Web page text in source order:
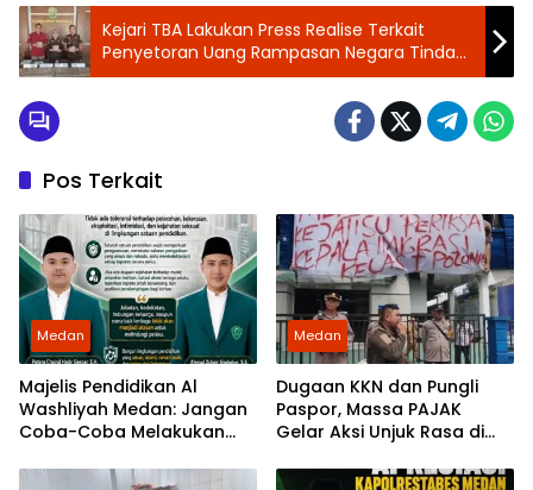
Kejari TBA Lakukan Press Realise Terkait
Penyetoran Uang Rampasan Negara Tindak
Pidana Korupsi.
Pos Terkait
Medan
Majelis Pendidikan Al
Washliyah Medan: Jangan
Coba-Coba Melakukan
Medan
Dugaan KKN dan Pungli
Paspor, Massa PAJAK
Gelar Aksi Unjuk Rasa di
Medan